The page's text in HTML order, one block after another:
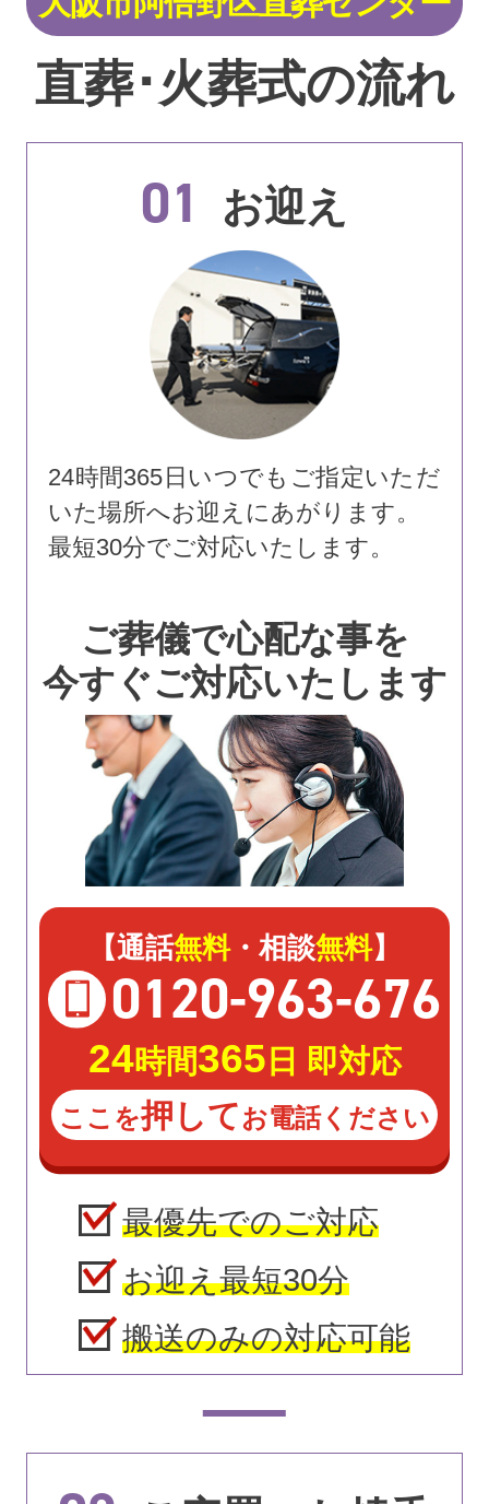
直葬･火葬式の流れ
01 お迎え
24時間365日いつでもご指定いただ
いた場所へお迎えにあがります。
最短30分でご対応いたします。
ご葬儀で心配な事を
今すぐご対応いたします
【通話無料・相談無料】
0120-963-676
24時間365 日 即対応
ここを押してお電話ください
最優先でのご対応
お迎え最短30分
搬送のみの対応可能